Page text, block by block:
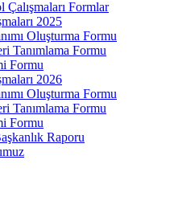
Çalışmaları Formlar
2025
Oluşturma Formu
Tanımlama Formu
Formu
2026
Oluşturma Formu
Tanımlama Formu
Formu
Raporu